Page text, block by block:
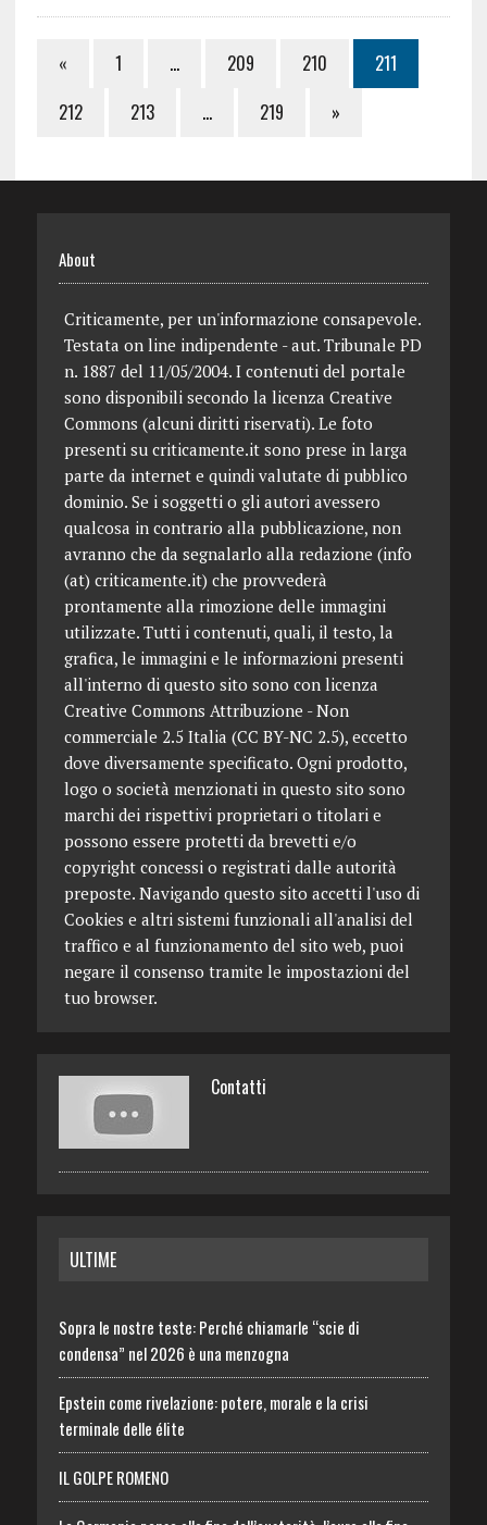
« 1 … 209 210
211
212
213 … 219 »
About
Criticamente, per un'informazione consapevole.
Testata on line indipendente - aut. Tribunale PD
n. 1887 del 11/05/2004. I contenuti del portale
sono disponibili secondo la licenza Creative
Commons (alcuni diritti riservati). Le foto
presenti su criticamente.it sono prese in larga
parte da internet e quindi valutate di pubblico
dominio. Se i soggetti o gli autori avessero
qualcosa in contrario alla pubblicazione, non
avranno che da segnalarlo alla redazione (info
(at) criticamente.it) che provvederà
prontamente alla rimozione delle immagini
utilizzate. Tutti i contenuti, quali, il testo, la
grafica, le immagini e le informazioni presenti
all'interno di questo sito sono con licenza
Creative Commons Attribuzione - Non
commerciale 2.5 Italia (CC BY-NC 2.5), eccetto
dove diversamente specificato. Ogni prodotto,
logo o società menzionati in questo sito sono
marchi dei rispettivi proprietari o titolari e
possono essere protetti da brevetti e/o
copyright concessi o registrati dalle autorità
preposte. Navigando questo sito accetti l'uso di
Cookies e altri sistemi funzionali all'analisi del
traffico e al funzionamento del sito web, puoi
negare il consenso tramite le impostazioni del
tuo browser.
Contatti
ULTIME
Sopra le nostre teste: Perché chiamarle “scie di
condensa” nel 2026 è una menzogna
Epstein come rivelazione: potere, morale e la crisi
terminale delle élite
IL GOLPE ROMENO